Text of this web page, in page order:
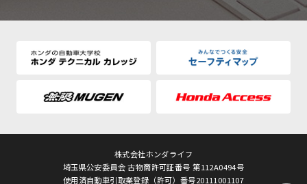
株式会社ホンダライフ
埼玉県公安委員会 古物商許可証番号 第112A0494号
使用済自動車引取業登録（許可）番号20111001107